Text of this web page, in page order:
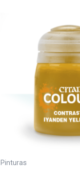
Pinturas